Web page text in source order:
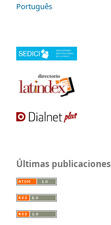
Português
Últimas publicaciones